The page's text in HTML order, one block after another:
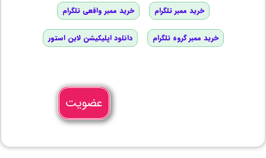
خرید ممبر تلگرام خرید ممبر واقعی تلگرام
خرید ممبر گروه تلگرام دانلود اپلیکیشن لاین استور
عضویت